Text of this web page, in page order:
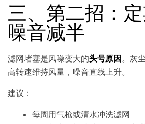
三、第二招：定
噪音减半
滤网堵塞是风噪变大的头号原因。灰
高转速维持风量，噪音直线上升。
建议：
每周用气枪或清水冲洗滤网